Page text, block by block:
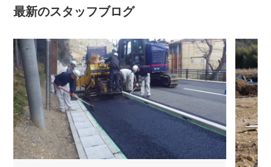
最新のスタッフブログ